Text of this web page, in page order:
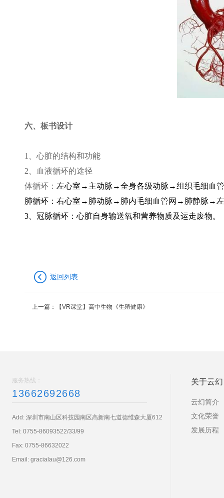
六、板书设计
1
、心脏的结构和功能
2 、血液循环的途径
体循环： 左心室→主动脉→全身各级动脉→组织毛细血
肺循环：右心室→肺动脉→肺内毛细血管网→肺静脉→左
3 、冠脉循环：心脏自身输送氧和营养物质及运走废物。
返回列表
上一篇： 【VR课堂】高中生物《生殖健康》
服务热线：
13662692668
Add: 深圳市南山区科技园南区高新南七道德维森大厦612
Tel: 0755-86093522/33/99
Fax: 0755-86632022
Email: gracialau@126.com
关于云幻
云幻简介
文化荣誉
发展历程